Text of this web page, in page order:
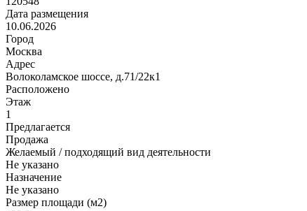
Дата размещения
10.06.2026
Город
Москва
Адрес
Волоколамское шоссе, д.71/22к1
Расположено
Этаж
1
Предлагается
Продажа
Желаемый / подходящий вид деятельности
Не указано
Назначение
Не указано
Размер площади (м2)